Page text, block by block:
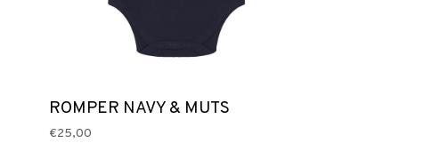
ROMPER NAVY & MUTS
€25,00